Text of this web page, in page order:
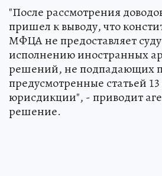
"После рассмотрения
пришел к выводу, что
МФЦА не предоставляет
исполнению иностранных
решений, не подпадающих
предусмотренные статьей
юрисдикции", - приводит
решение.